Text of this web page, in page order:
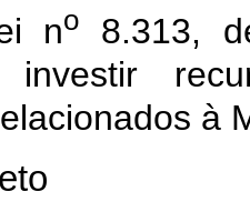
no
8.313,
investir
à